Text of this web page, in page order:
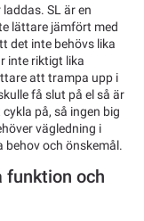
SL är en
lättare jämfört med
det inte behövs lika
inte riktigt lika
att trampa upp i
få slut på el så är
på, så ingen big
vägledning i
behov och önskemål.
funktion och